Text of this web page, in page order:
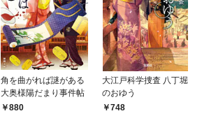
角を曲がれば謎がある
大奥様陽だまり事件帖
880
大江戸科学捜査 八丁堀
のおゆう
748